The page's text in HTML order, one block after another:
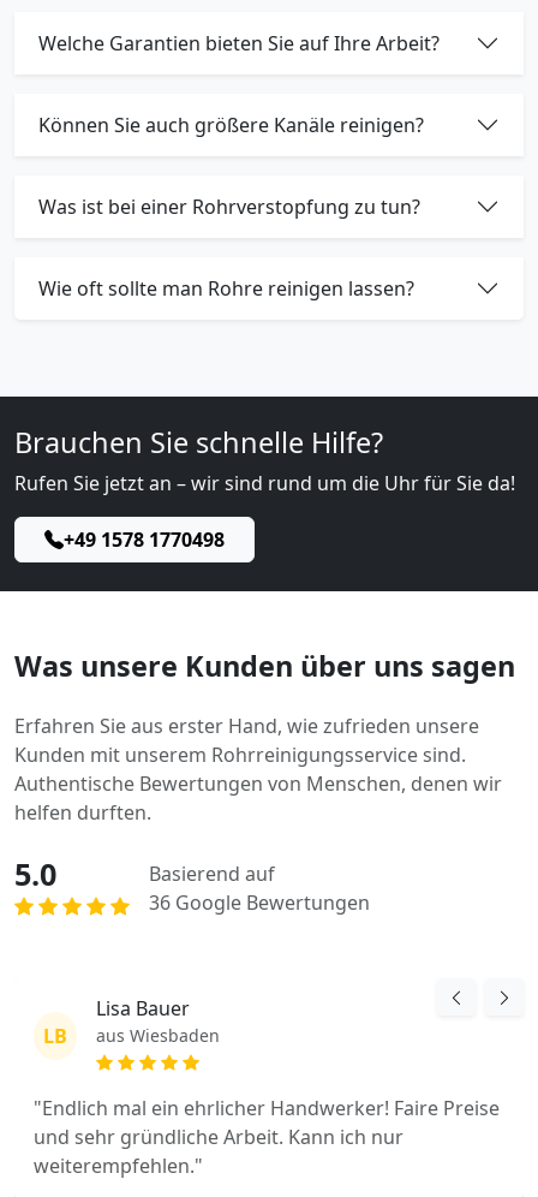
Welche Garantien bieten Sie auf Ihre Arbeit?
Können Sie auch größere Kanäle reinigen?
Was ist bei einer Rohrverstopfung zu tun?
Wie oft sollte man Rohre reinigen lassen?
Brauchen Sie schnelle Hilfe?
Rufen Sie jetzt an – wir sind rund um die Uhr für Sie da!
+49 1578 1770498
Was unsere Kunden über uns sagen
Erfahren Sie aus erster Hand, wie zufrieden unsere
Kunden mit unserem Rohrreinigungsservice sind.
Authentische Bewertungen von Menschen, denen wir
helfen durften.
5.0
Basierend auf
36 Google Bewertungen
LB
Lisa Bauer
aus Wiesbaden
"Endlich mal ein ehrlicher Handwerker! Faire Preise
und sehr gründliche Arbeit. Kann ich nur
weiterempfehlen."